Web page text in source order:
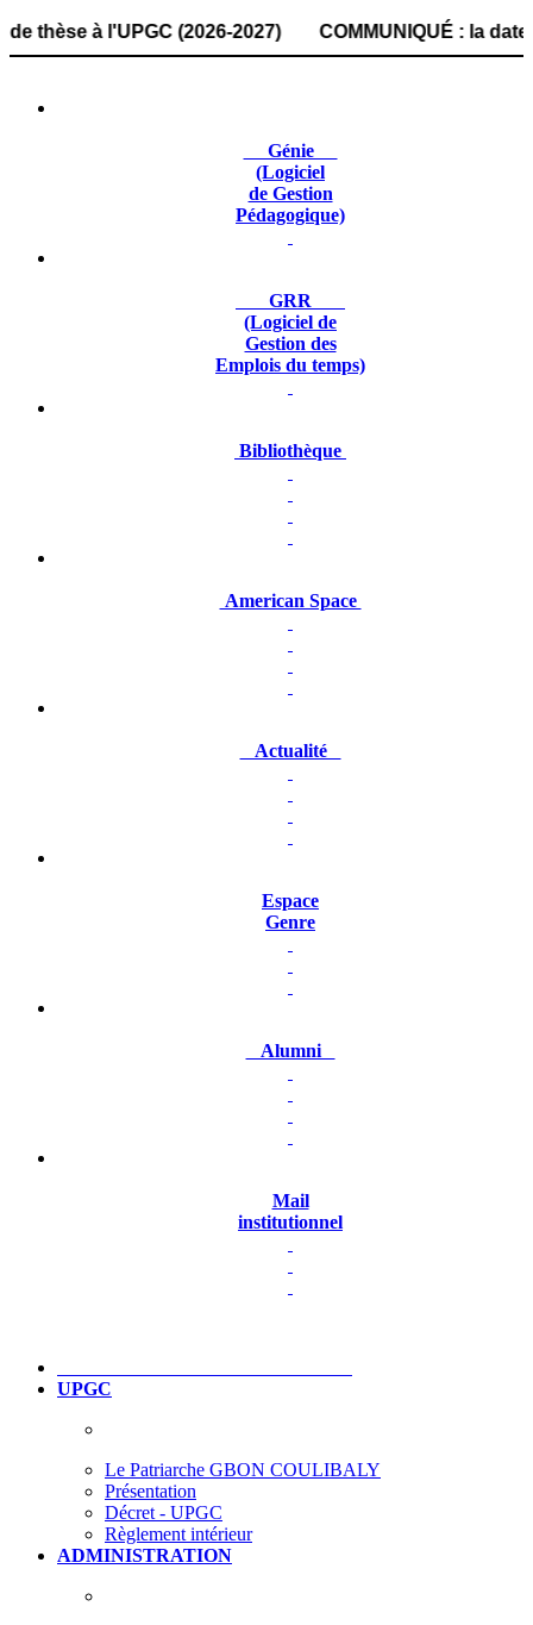
à l'UPGC (2026-2027) COMMUNIQUÉ : la date
Génie
(Logiciel
de Gestion
Pédagogique)
GRR
(Logiciel de
Gestion des
Emplois du temps)
Bibliothèque
American Space
Actualité
Espace
Genre
Alumni
Mail
institutionnel
UPGC
Le Patriarche GBON COULIBALY
Présentation
Décret - UPGC
Règlement intérieur
ADMINISTRATION